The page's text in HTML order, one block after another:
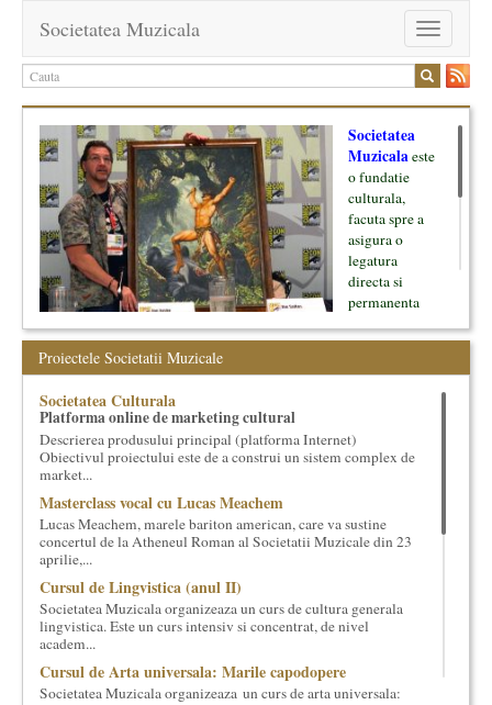
Toggle
navigation
Societatea Muzicala
Societatea
Muzicalaeste
o fundatie
culturala,
facuta spre a
asigura o
legatura
directa si
permanenta
oamenii ei, pe
inceput cu muzica clasica - si de aici numele -, insa acum
dezvoltam proiecte si in alte domenii ale culturii.
Facem management cultural, dezvoltam si administram proiecte
cultural si consultanta. Organizam concursuri, concerte si
evenimente culturale, private sau publice, tinem cursuri de
cultura generala muzicala, teatrala, filosofica si de alte feluri.
Cuvinte in plus despre proiect, despre cei care il administreaza si
cei care il finantateaza sunt in rubricile de mai jos.
Proiectele Societatii Muzicale
Societatea Culturala
Platforma online de marketing cultural
Descrierea produsului principal (platforma Internet)
Obiectivul proiectului este de a construi un sistem complex de
market...
Masterclass vocal cu Lucas Meachem
Lucas Meachem, marele bariton american, care va sustine
concertul de la Atheneul Roman al Societatii Muzicale din 23
aprilie,...
Cursul de Lingvistica (anul II)
Societatea Muzicala organizeaza un curs de cultura generala
lingvistica. Este un curs intensiv si concentrat, de nivel
academ...
Cursul de Arta universala: Marile capodopere
Societatea Muzicala organizeaza un curs de arta universala: